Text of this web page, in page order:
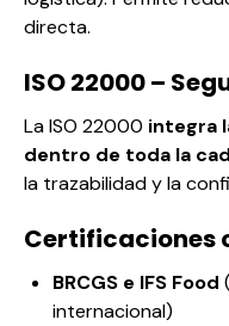
directa.
ISO 22000 –
La ISO 22000 integra
dentro de toda la
la trazabilidad y la
Certificaciones
BRCGS e IFS Food
internacional)